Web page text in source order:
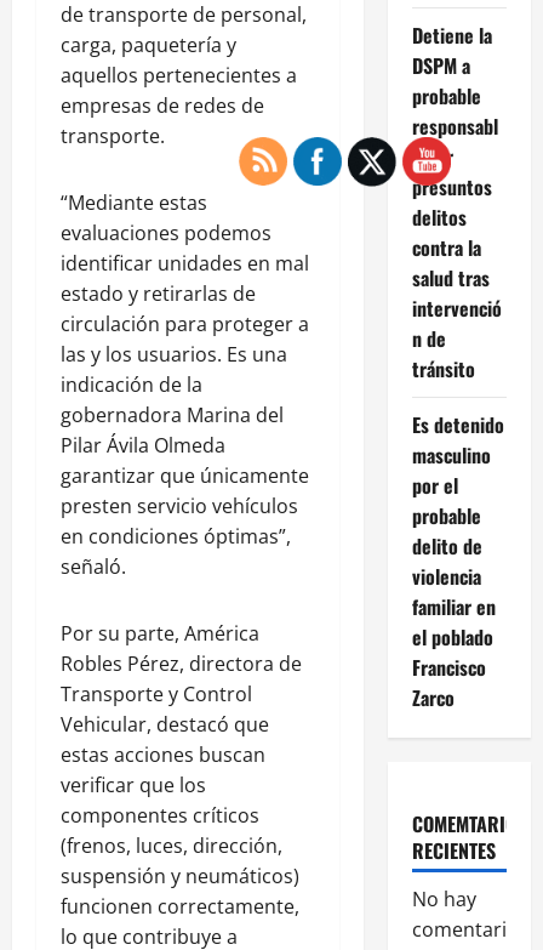
de transporte de personal,
carga, paquetería y
aquellos pertenecientes a
empresas de redes de
transporte.
“Mediante estas
evaluaciones podemos
identificar unidades en mal
estado y retirarlas de
circulación para proteger a
las y los usuarios. Es una
indicación de la
gobernadora Marina del
Pilar Ávila Olmeda
garantizar que únicamente
presten servicio vehículos
en condiciones óptimas”,
señaló.
Por su parte, América
Robles Pérez, directora de
Transporte y Control
Vehicular, destacó que
estas acciones buscan
verificar que los
componentes críticos
(frenos, luces, dirección,
suspensión y neumáticos)
funcionen correctamente,
lo que contribuye a
Detiene la
DSPM a
probable
responsabl
e por
presuntos
delitos
contra la
salud tras
intervenció
n de
tránsito
Es detenido
masculino
por el
probable
delito de
violencia
familiar en
el poblado
Francisco
Zarco
COMEMTARIOS
RECIENTES
No hay
comentarios